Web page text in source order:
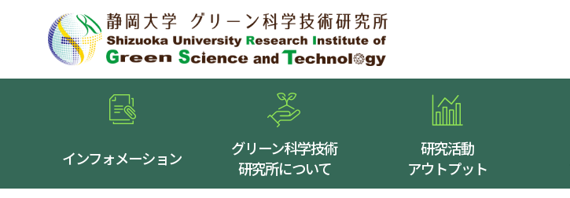
インフォメーション
グリーン科学技術
研究所について
研究活動
アウトプット